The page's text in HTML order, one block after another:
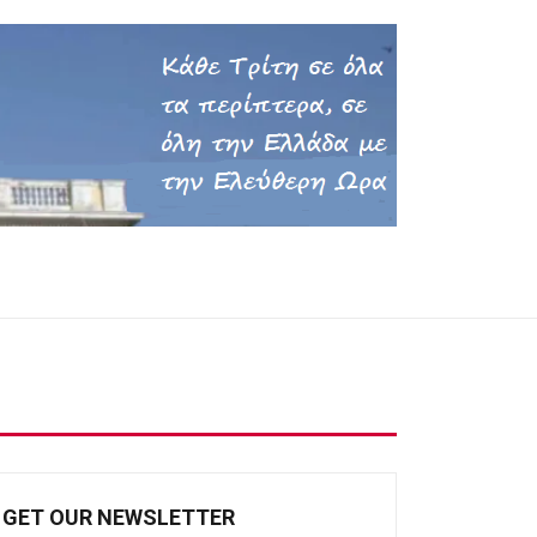
GET OUR NEWSLETTER